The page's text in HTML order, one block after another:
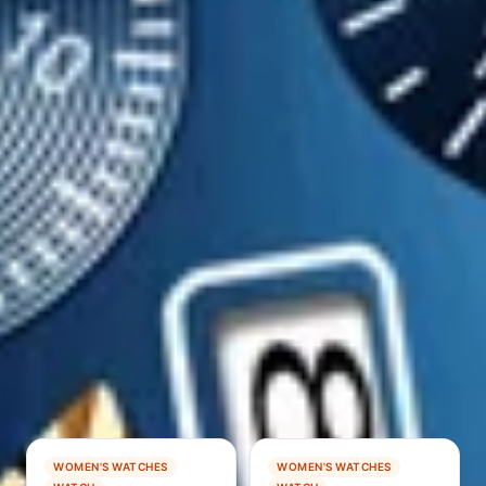
Vendus
Remise
Catégorie Women S Watches
Profiter de cette offre
Ouvre AliExpress · nous touchons une petite commission
CONTINUER À PARCOURIR
Offres connexes
−99%
TENDANCE
WOMEN'S WATCHES
−80%
TENDANCE
WOMEN'S WATCHES